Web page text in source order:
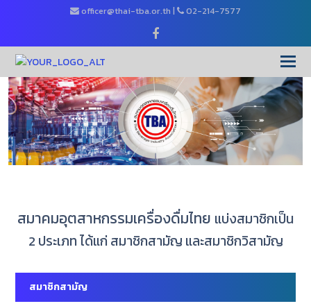
officer@thai-tba.or.th | 02-214-7577
สมาคมอุตสาหกรรมเครื่องดื่มไทย แบ่งสมาชิกเป็น
2 ประเภท ได้แก่ สมาชิกสามัญ และสมาชิกวิสามัญ
สมาชิกสามัญ